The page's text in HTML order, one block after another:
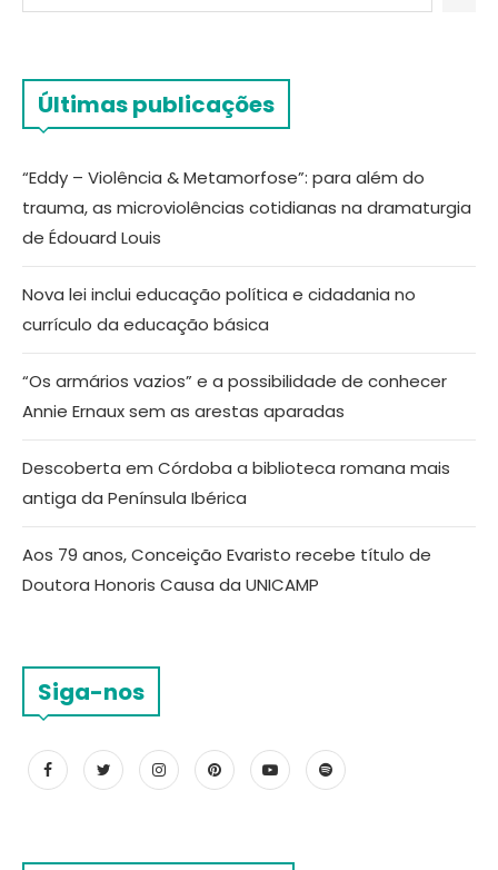
Últimas publicações
“Eddy – Violência & Metamorfose”: para além do
trauma, as microviolências cotidianas na dramaturgia
de Édouard Louis
Nova lei inclui educação política e cidadania no
currículo da educação básica
“Os armários vazios” e a possibilidade de conhecer
Annie Ernaux sem as arestas aparadas
Descoberta em Córdoba a biblioteca romana mais
antiga da Península Ibérica
Aos 79 anos, Conceição Evaristo recebe título de
Doutora Honoris Causa da UNICAMP
Siga-nos